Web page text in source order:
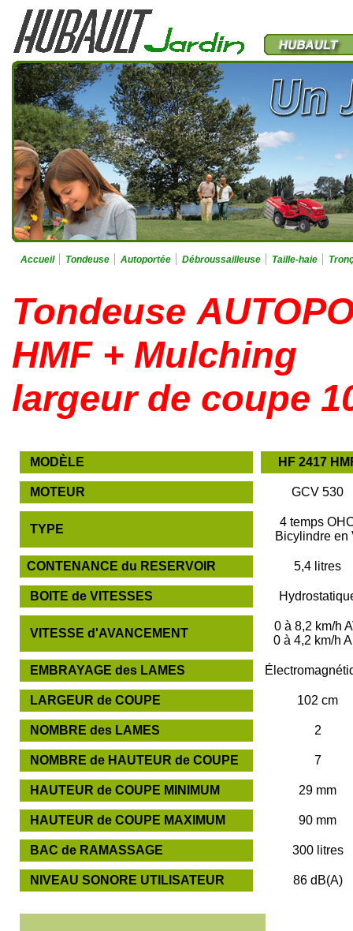
Accueil Tondeuse Autoportée Débroussailleuse Taille-haie
Tondeuse
HMF + Mulching
largeur de coupe
MODÈLE HF 2417
MOTEUR GCV 530
TYPE
4 temps
Bicylindre en
CONTENANCE du RESERVOIR 5,4 litres
BOITE de VITESSES
VITESSE d'AVANCEMENT
0 à 8,2 km/h
0 à 4,2 km/h
EMBRAYAGE des LAMES
LARGEUR de COUPE 102 cm
NOMBRE des LAMES 2
NOMBRE de HAUTEUR de COUPE 7
HAUTEUR de COUPE MINIMUM 29 mm
HAUTEUR de COUPE MAXIMUM 90 mm
BAC de RAMASSAGE 300 litres
NIVEAU SONORE UTILISATEUR 86 dB(A)